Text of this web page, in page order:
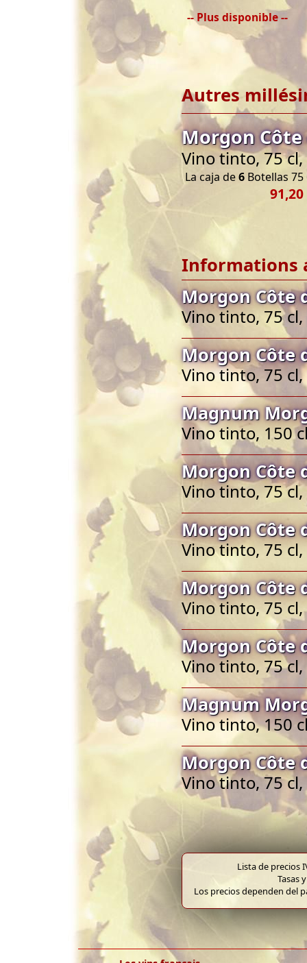
-- Plus disponible --
Autres
Morgon Côte
Vino tinto, 75
La caja de6 Botellas 75
91,20
Informations
Morgon Côte
Vino tinto, 75
Morgon Côte
Vino tinto, 75
Magnum
Vino tinto, 150
Morgon Côte
Vino tinto, 75
Morgon Côte
Vino tinto, 75
Morgon Côte
Vino tinto, 75
Morgon Côte
Vino tinto, 75
Magnum
Vino tinto, 150
Morgon Côte
Vino tinto, 75
Lista de precios
Tasas
Los precios dependen del